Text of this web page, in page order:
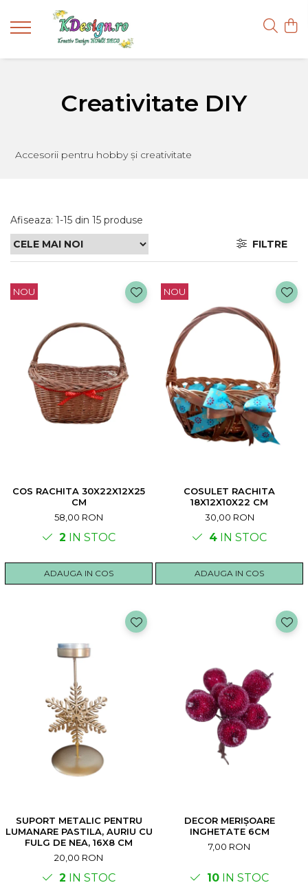
Creativitate DIY
Accesorii pentru hobby și creativitate
Afiseaza: 1-15 din 15 produse
FILTRE
NOU
COS RACHITA 30X22X12X25
CM
58,00 RON
2 IN STOC
ADAUGA IN COS
NOU
COSULET RACHITA
18X12X10X22 CM
30,00 RON
4 IN STOC
ADAUGA IN COS
SUPORT METALIC PENTRU
LUMANARE PASTILA, AURIU CU
FULG DE NEA, 16X8 CM
20,00 RON
2 IN STOC
DECOR MERIȘOARE
INGHETATE 6CM
7,00 RON
10 IN STOC